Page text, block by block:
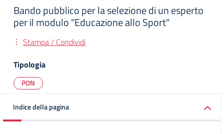
Bando pubblico per la selezione di un esperto
per il modulo "Educazione allo Sport"
Stampa / Condividi
Tipologia
PON
Indice della pagina